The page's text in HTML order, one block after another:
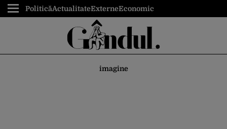
PoliticăActualitateExterneEconomic
imagine